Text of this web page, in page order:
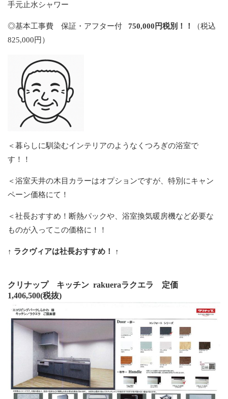
手元止水シャワー
◎基本工事費 保証・アフター付 750,000円税別！！
（税込
825,000円）
＜暮らしに馴染むインテリアのようなくつろぎの浴室で
す！！
＜浴室天井の木目カラーはオプションですが、特別にキャン
ペーン価格にて！
＜社長おすすめ！断熱パックや、浴室換気暖房機など必要な
ものが入ってこの価格に！！
↑ ラクヴィアは社長おすすめ！ ↑
クリナップ キッチン rakueraラクエラ 定価
1,406,500(税抜)